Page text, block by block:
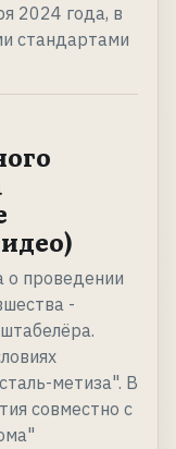
2024 года, в
стандартами
о проведении
-
метиза". В
совместно с